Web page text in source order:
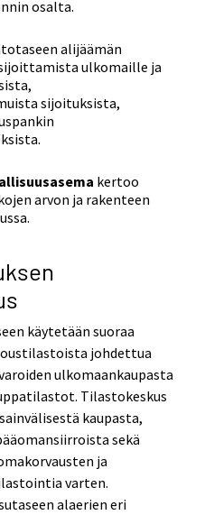
osalta.
alijäämän
ulkomaille ja
sijoituksista,
kertoo
arvon ja rakenteen
käytetään suoraa
johdettua
ulkomaankaupasta
Tilastokeskus
kaupasta,
sekä
ja
varten.
alaerien eri